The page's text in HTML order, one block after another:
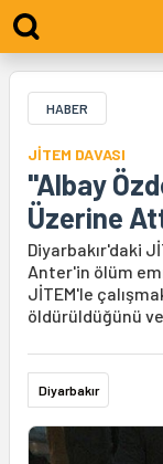
HABER
JİTEM DAVASI
"Albay
Üzerine
Diyarbakır'daki
Anter'in ölüm
JİTEM'le
öldürüldüğünü
Diyarbakır